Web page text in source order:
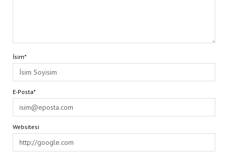
İsim*
E-Posta*
Websitesi